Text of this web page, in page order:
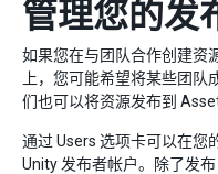
管理您的发
如果您在与团队合作创建资
上，您可能希望将某些团
们也可以将资源发布到
通过 Users 选项卡可以在您
Unity 发布者帐户。除了发